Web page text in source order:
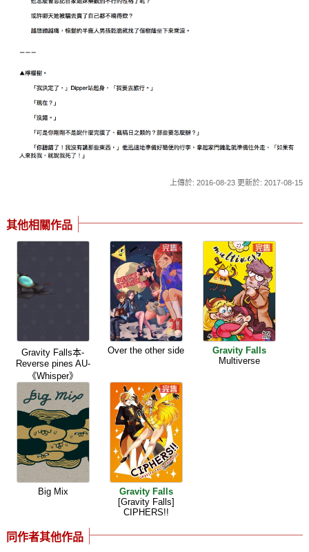
上傳於: 2016-08-23 更新於: 2017-08-15
其他相關作品
Gravity Falls本-
Reverse pines AU-
《Whisper》
Over the other side
Gravity Falls
Multiverse
Big Mix
Gravity Falls
[Gravity Falls]
CIPHERS!!
同作者其他作品